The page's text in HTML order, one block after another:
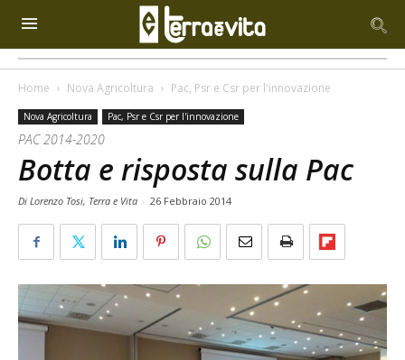
Home Nova Agricoltura Pac, Psr e Csr per l'innovazione
Nova Agricoltura Pac, Psr e Csr per l'innovazione
PAC 2014-2020
Botta e risposta sulla Pac
Di Lorenzo Tosi, Terra e Vita - 26 Febbraio 2014